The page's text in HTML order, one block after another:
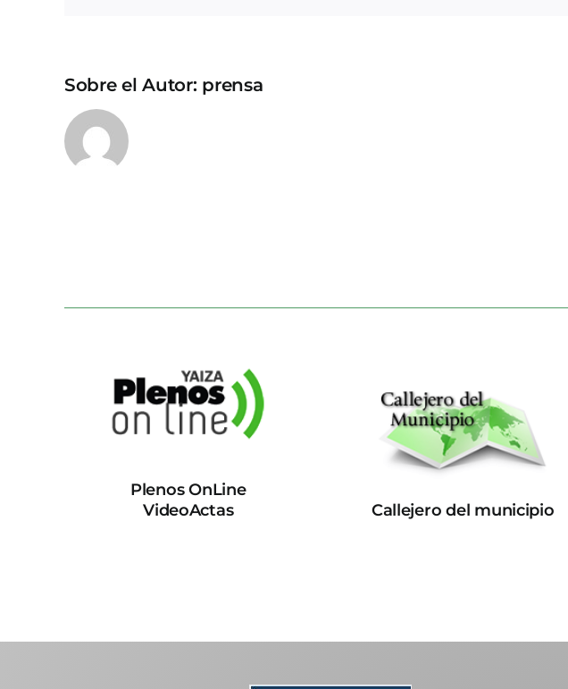
Sobre el Autor: prensa
Plenos OnLine
VideoActas
Callejero del municipio